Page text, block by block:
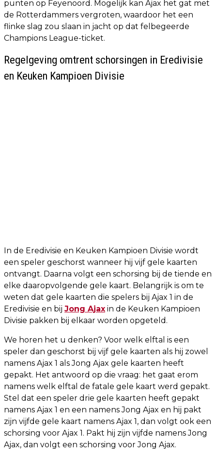
punten op Feyenoord. Mogelijk kan Ajax het gat met
de Rotterdammers vergroten, waardoor het een
flinke slag zou slaan in jacht op dat felbegeerde
Champions League-ticket.
Regelgeving omtrent schorsingen in Eredivisie
en Keuken Kampioen Divisie
In de Eredivisie en Keuken Kampioen Divisie wordt
een speler geschorst wanneer hij vijf gele kaarten
ontvangt. Daarna volgt een schorsing bij de tiende en
elke daaropvolgende gele kaart. Belangrijk is om te
weten dat gele kaarten die spelers bij Ajax 1 in de
Eredivisie en bij Jong Ajax in de Keuken Kampioen
Divisie pakken bij elkaar worden opgeteld.
We horen het u denken? Voor welk elftal is een
speler dan geschorst bij vijf gele kaarten als hij zowel
namens Ajax 1 als Jong Ajax gele kaarten heeft
gepakt. Het antwoord op die vraag: het gaat erom
namens welk elftal de fatale gele kaart werd gepakt.
Stel dat een speler drie gele kaarten heeft gepakt
namens Ajax 1 en een namens Jong Ajax en hij pakt
zijn vijfde gele kaart namens Ajax 1, dan volgt ook een
schorsing voor Ajax 1. Pakt hij zijn vijfde namens Jong
Ajax, dan volgt een schorsing voor Jong Ajax.